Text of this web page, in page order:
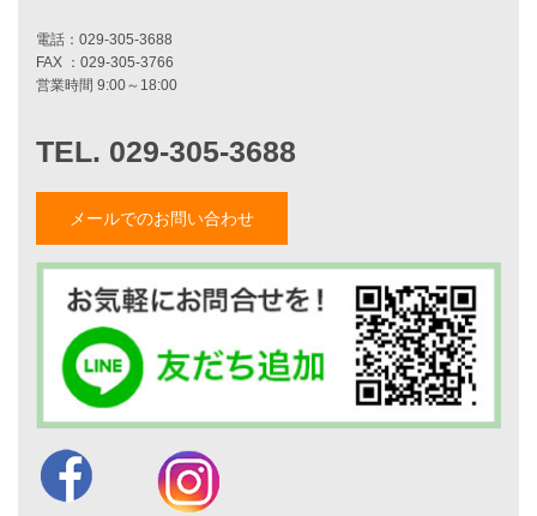
家づくりストーリー
お客様の声
家づくりへの想い
スタッフ紹介
採用情報
お知らせ・イベント情報
ブログ一覧
斎藤亮のブログ
小薬淳一のブログ
メールでのお問い合わせ